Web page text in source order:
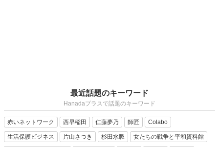
最近話題のキーワード
Hanadaプラスで話題のキーワード
赤いネットワーク 西早稲田 仁藤夢乃 師匠 Colabo
生活保護ビジネス 片山さつき 杉田水脈 女たちの戦争と平和資料館